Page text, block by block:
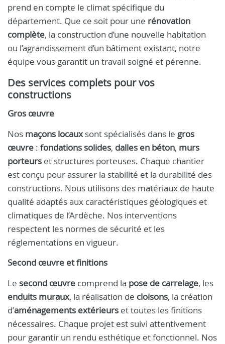
prend en compte le climat spécifique du
département. Que ce soit pour une rénovation
complète, la construction d’une nouvelle habitation
ou l’agrandissement d’un bâtiment existant, notre
équipe vous garantit un travail soigné et pérenne.
Des services complets pour vos
constructions
Gros œuvre
Nos maçons locauxsont spécialisés dans le gros
œuvre : fondations solides, dalles en béton, murs
porteurs et structures porteuses. Chaque chantier
est conçu pour assurer la stabilité et la durabilité des
constructions. Nous utilisons des matériaux de haute
qualité adaptés aux caractéristiques géologiques et
climatiques de l’Ardèche. Nos interventions
respectent les normes de sécurité et les
réglementations en vigueur.
Second œuvre et finitions
Le second œuvre comprend la pose de carrelage, les
enduits muraux, la réalisation de cloisons, la création
d’aménagements extérieurs et toutes les finitions
nécessaires. Chaque projet est suivi attentivement
pour garantir un rendu esthétique et fonctionnel. Nos